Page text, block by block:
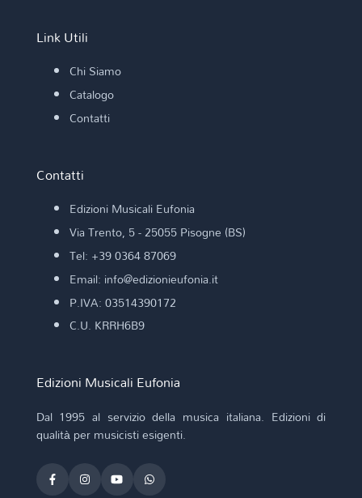
Link Utili
Chi Siamo
Catalogo
Contatti
Contatti
Edizioni Musicali Eufonia
Via Trento, 5 - 25055 Pisogne (BS)
Tel: +39 0364 87069
Email: info@edizionieufonia.it
P.IVA: 03514390172
C.U. KRRH6B9
Edizioni Musicali Eufonia
Dal 1995 al servizio della musica italiana. Edizioni di
qualità per musicisti esigenti.